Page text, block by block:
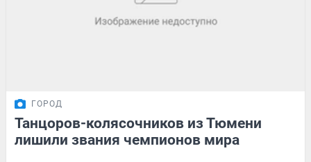
ГОРОД
Танцоров-колясочников из Тюмени
лишили звания чемпионов мира